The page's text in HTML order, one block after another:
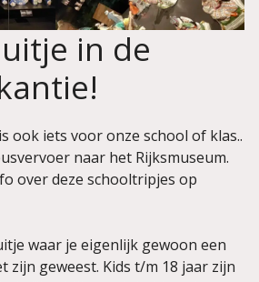
in de
ook iets voor onze school of klas..
naar het Rijksmuseum.
over deze schooltripjes op
waar je eigenlijk gewoon een
zijn geweest. Kids t/m 18 jaar zijn